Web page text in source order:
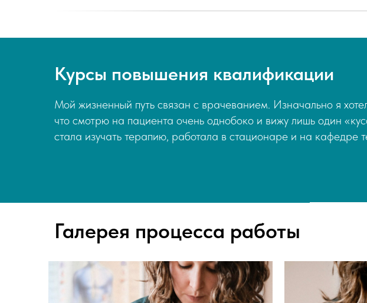
Мой жизненный путь связан с врачеванием. Изначально я
что смотрю на пациента очень однобоко и вижу лишь один
стала изучать терапию, работала в стационаре и на
Курсы повышения квалификации
Галерея процесса работы